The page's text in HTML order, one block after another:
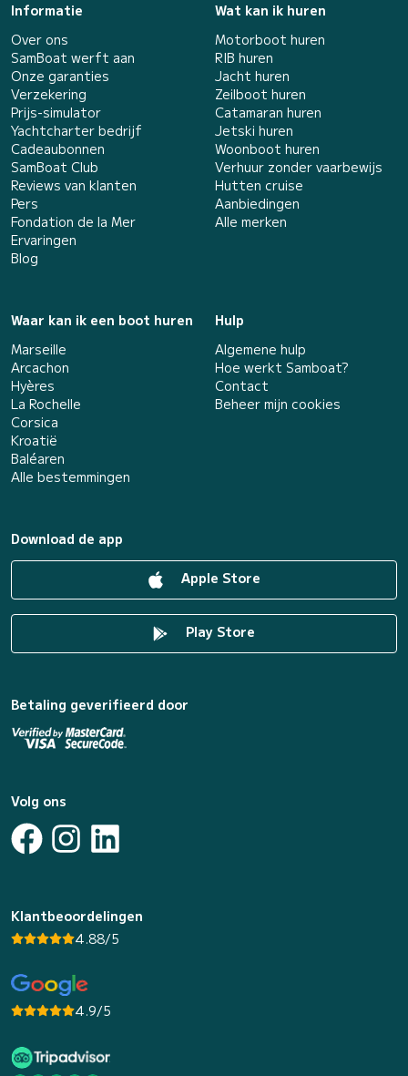
Informatie
Over ons
SamBoat werft aan
Onze garanties
Verzekering
Prijs-simulator
Yachtcharter bedrijf
Cadeaubonnen
SamBoat Club
Reviews van klanten
Pers
Fondation de la Mer
Ervaringen
Blog
Wat kan ik huren
Motorboot huren
RIB huren
Jacht huren
Zeilboot huren
Catamaran huren
Jetski huren
Woonboot huren
Verhuur zonder vaarbewijs
Hutten cruise
Aanbiedingen
Alle merken
Waar kan ik een boot huren
Marseille
Arcachon
Hyères
La Rochelle
Corsica
Kroatië
Baléaren
Alle bestemmingen
Hulp
Algemene hulp
Hoe werkt Samboat?
Contact
Beheer mijn cookies
Download de app
Apple Store
Play Store
Betaling geverifieerd door
Volg ons
Klantbeoordelingen
4.88/5
4.9/5